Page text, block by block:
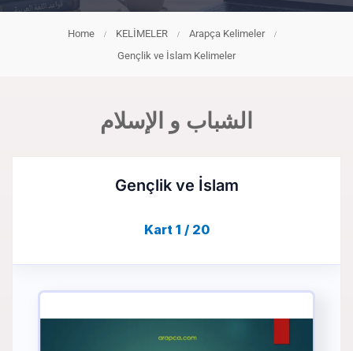
Home KELİMELER
Arapça Kelimeler
Gençlik ve İslam Kelimeler
الشباب و الإسلام